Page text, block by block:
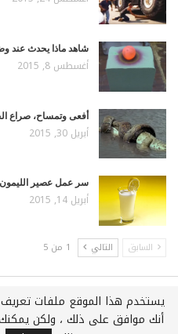
شاهد ماذا يحدث عند
أغسطس 8, 2015
أفعى وتمساح، صراع
أبريل 30, 2015
سر عمل عصير
أبريل 14, 2015
السابق التالي 1 من 5
جميع الحقوق محفوظة
يستخدم هذا الموقع ملفات
أنك موافق على ذلك ، ولكن